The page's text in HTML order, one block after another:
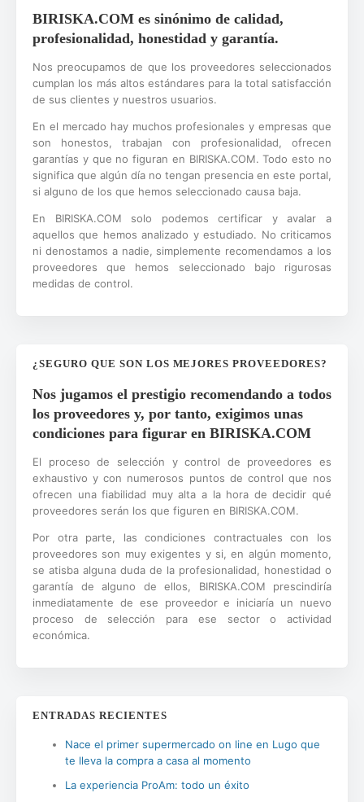
BIRISKA.COM es sinónimo de calidad,
profesionalidad, honestidad y garantía.
Nos preocupamos de que los proveedores seleccionados
cumplan los más altos estándares para la total satisfacción
de sus clientes y nuestros usuarios.
En el mercado hay muchos profesionales y empresas que
son honestos, trabajan con profesionalidad, ofrecen
garantías y que no figuran en BIRISKA.COM. Todo esto no
significa que algún día no tengan presencia en este portal,
si alguno de los que hemos seleccionado causa baja.
En BIRISKA.COM solo podemos certificar y avalar a
aquellos que hemos analizado y estudiado. No criticamos
ni denostamos a nadie, simplemente recomendamos a los
proveedores que hemos seleccionado bajo rigurosas
medidas de control.
¿SEGURO QUE SON LOS MEJORES PROVEEDORES?
Nos jugamos el prestigio recomendando a todos
los proveedores y, por tanto, exigimos unas
condiciones para figurar en BIRISKA.COM
El proceso de selección y control de proveedores es
exhaustivo y con numerosos puntos de control que nos
ofrecen una fiabilidad muy alta a la hora de decidir qué
proveedores serán los que figuren en BIRISKA.COM.
Por otra parte, las condiciones contractuales con los
proveedores son muy exigentes y si, en algún momento,
se atisba alguna duda de la profesionalidad, honestidad o
garantía de alguno de ellos, BIRISKA.COM prescindiría
inmediatamente de ese proveedor e iniciaría un nuevo
proceso de selección para ese sector o actividad
económica.
ENTRADAS RECIENTES
Nace el primer supermercado on line en Lugo que
te lleva la compra a casa al momento
La experiencia ProAm: todo un éxito